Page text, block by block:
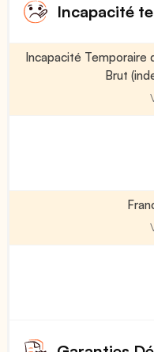
Incapacité
Incapacité Temporaire
Brut